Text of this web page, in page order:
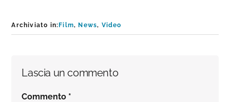
Archiviato in:Film,News, Video
Interazioni
del
Lascia un commento
Commento *